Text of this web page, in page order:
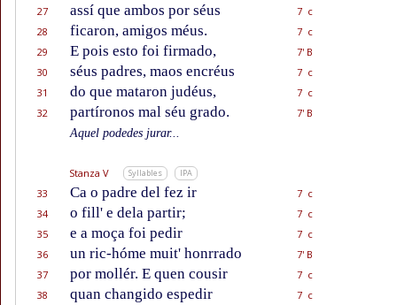
27
assí que ambos por séus
7 c
28
ficaron, amigos méus.
7 c
29
E pois esto foi firmado,
7' B
30
séus padres, maos encréus
7 c
31
do que mataron judéus,
7 c
32
partíronos mal séu grado.
7' B
Aquel podedes jurar...
Stanza V Syllables IPA
33 Ca o padre del fez ir
7 c
34
o fill' e dela partir;
7 c
35
e a moça foi pedir
7 c
36
un ric-hóme muit' honrrado
7' B
37
por mollér. E quen cousir
7 c
38
quan changido espedir
7 c